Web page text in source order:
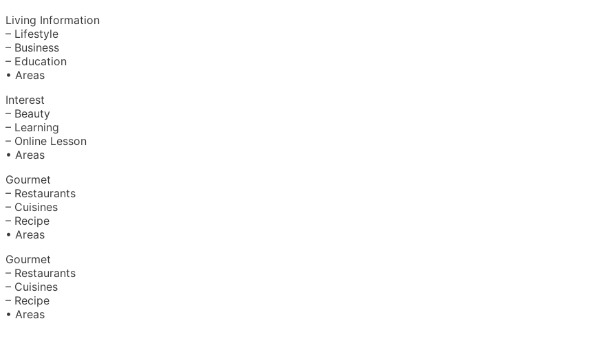
Living Information
– Lifestyle
– Business
– Education
• Areas
Interest
– Beauty
– Learning
– Online Lesson
• Areas
Gourmet
– Restaurants
– Cuisines
– Recipe
• Areas
Gourmet
– Restaurants
– Cuisines
– Recipe
• Areas